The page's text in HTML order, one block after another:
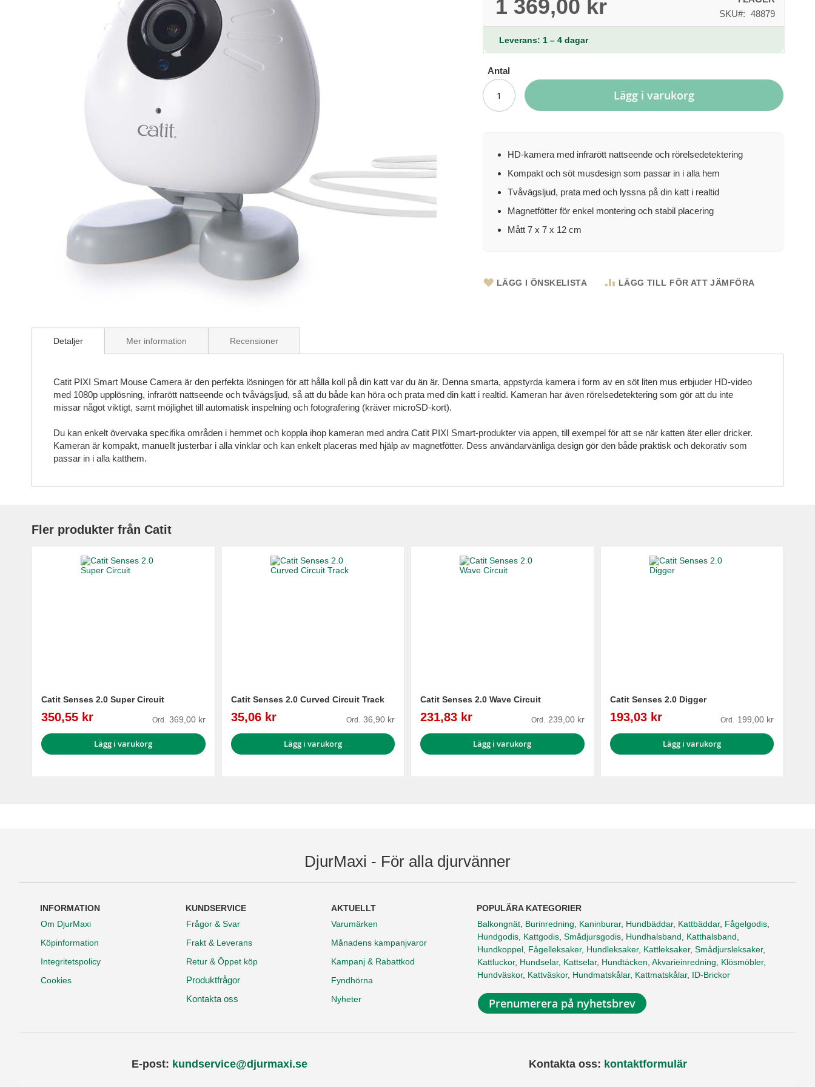
to
images
gallery
1 369,00 kr
SKU
48879
Leverans: 1 – 4 dagar
Antal
Lägg i varukorg
HD-kamera med infrarött nattseende och rörelsedetektering
Kompakt och söt musdesign som passar in i alla hem
Tvåvägsljud, prata med och lyssna på din katt i realtid
Magnetfötter för enkel montering och stabil placering
Mått 7 x 7 x 12 cm
LÄGG I ÖNSKELISTA LÄGG TILL FÖR ATT JÄMFÖRA
Detaljer
Catit PIXI Smart Mouse Camera är den perfekta lösningen för att hålla koll på din katt var du än är. Denna smarta, appstyrda kamera i form av en söt liten mus erbjuder HD-video
med 1080p upplösning, infrarött nattseende och tvåvägsljud, så att du både kan höra och prata med din katt i realtid. Kameran har även rörelsedetektering som gör att du inte
missar något viktigt, samt möjlighet till automatisk inspelning och fotografering (kräver microSD-kort).
Du kan enkelt övervaka specifika områden i hemmet och koppla ihop kameran med andra Catit PIXI Smart-produkter via appen, till exempel för att se när katten äter eller dricker.
Kameran är kompakt, manuellt justerbar i alla vinklar och kan enkelt placeras med hjälp av magnetfötter. Dess användarvänliga design gör den både praktisk och dekorativ som
passar in i alla katthem.
Mer information Recensioner
Fler produkter från Catit
Catit Senses 2.0 Super Circuit
Reapris
350,55 kr Ord. 369,00 kr
Lägg i varukorg
Catit Senses 2.0 Curved Circuit Track
Reapris
35,06 kr Ord. 36,90 kr
Lägg i varukorg
Catit Senses 2.0 Wave Circuit
Reapris
231,83 kr Ord. 239,00 kr
Lägg i varukorg
Catit Senses 2.0 Digger
Reapris
193,03 kr Ord. 199,00 kr
Lägg i varukorg
DjurMaxi - För alla djurvänner
INFORMATION
Om DjurMaxi
Köpinformation
Integritetspolicy
Cookies
KUNDSERVICE
Frågor & Svar
Frakt & Leverans
Retur & Öppet köp
Produktfrågor
Kontakta oss
AKTUELLT
Varumärken
Månadens kampanjvaror
Kampanj & Rabattkod
Fyndhörna
Nyheter
POPULÄRA KATEGORIER
Balkongnät Burinredning Kaninburar, Hundbäddar, Kattbäddar, Fågelgodis
Hundgodis Kattgodis Smådjursgodis Hundhalsband Katthalsband
Hundkoppel Fågelleksaker, Hundleksaker, Kattleksaker, Smådjursleksaker,
Kattluckor, Hundselar, Kattselar, Hundtäcken Akvarieinredning Klösmöbler,
Hundväskor, Kattväskor, Hundmatskålar, Kattmatskålar, ID-Brickor
Prenumerera på nyhetsbrev
E-post: kundservice@djurmaxi.se Kontakta oss: kontaktformulär